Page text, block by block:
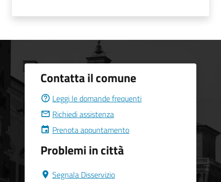
Contatta il comune
Leggi le domande frequenti
Richiedi assistenza
Prenota appuntamento
Problemi in città
Segnala Disservizio